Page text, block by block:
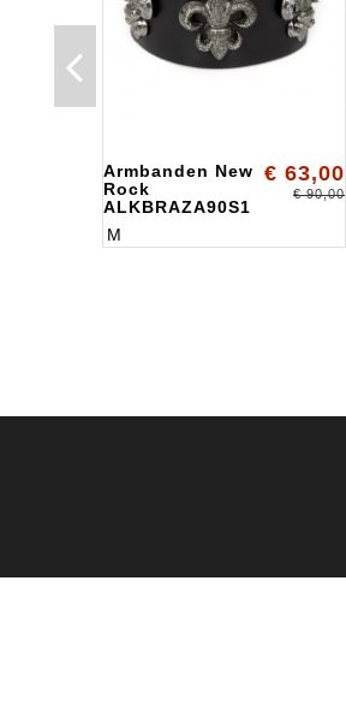
Armbanden New
Rock
ALKBRAZA90S1
€ 63,00
€ 90,00
M